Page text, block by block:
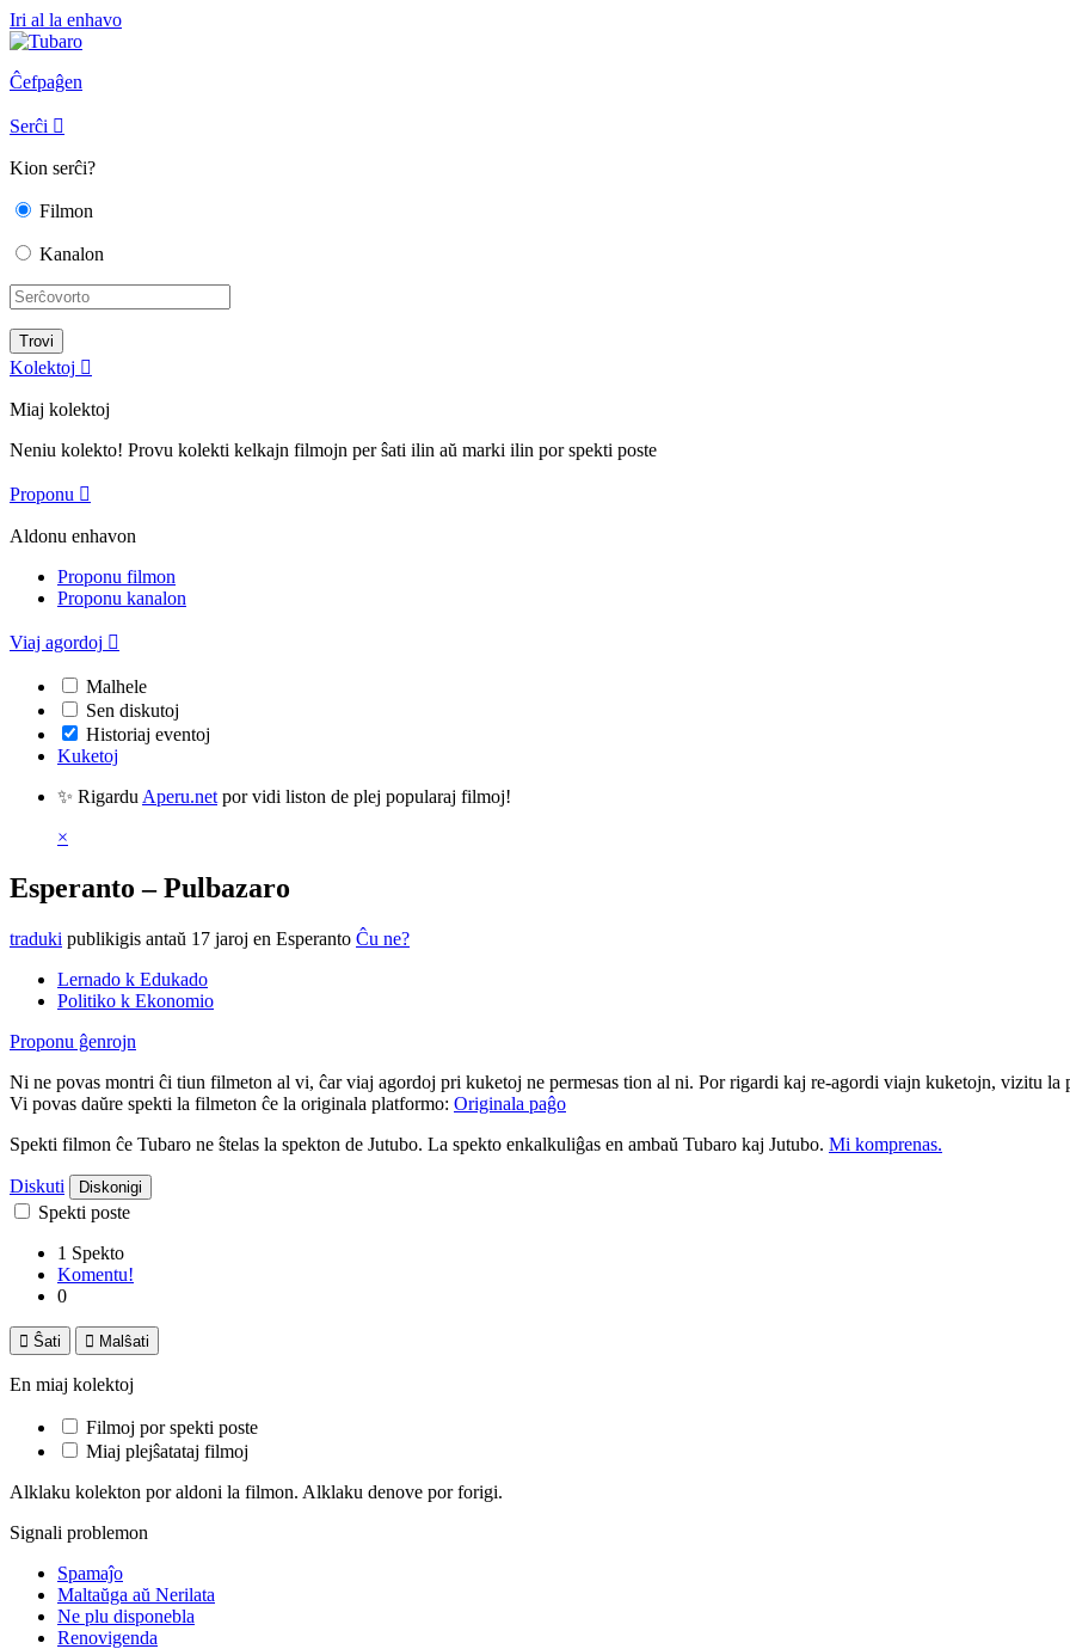
Iri al la enhavo
Ĉefpaĝen
Serĉi 
Kion serĉi?
Filmon
Kanalon
Kolektoj 
Miaj kolektoj
Neniu kolekto! Provu kolekti kelkajn filmojn per ŝati ilin aŭ marki ilin por spekti poste
Proponu 
Aldonu enhavon
Proponu filmon
Proponu kanalon
Viaj agordoj 
Malhele
Sen diskutoj
Historiaj eventoj
Kuketoj
✨ Rigardu Aperu.net por vidi liston de plej popularaj filmoj!
×
Esperanto – Pulbazaro
traduki publikigis antaŭ 17 jaroj en Esperanto Ĉu ne?
Lernado k Edukado
Politiko k Ekonomio
Proponu ĝenrojn
Ni ne povas montri ĉi tiun filmeton al vi, ĉar viaj agordoj pri kuketoj ne permesas tion al ni. Por rigardi kaj re-agordi viajn kuketojn, vizitu la
Vi povas daŭre spekti la filmeton ĉe la originala platformo: Originala paĝo
Spekti filmon ĉe Tubaro ne ŝtelas la spekton de Jutubo. La spekto enkalkuliĝas en ambaŭ Tubaro kaj Jutubo. Mi komprenas.
Diskuti Diskonigi
Spekti poste
1 Spekto
Komentu!
0
 Ŝati  Malŝati
En miaj kolektoj
Filmoj por spekti poste
Miaj plejŝatataj filmoj
Alklaku kolekton por aldoni la filmon. Alklaku denove por forigi.
Signali problemon
Spamaĵo
Maltaŭga aŭ Nerilata
Ne plu disponebla
Renovigenda